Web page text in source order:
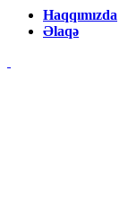
Haqqımızda
Əlaqə